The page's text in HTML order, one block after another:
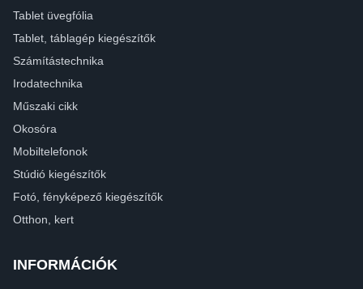
Tablet üvegfólia
Tablet, táblagép kiegészítők
Számítástechnika
Irodatechnika
Műszaki cikk
Okosóra
Mobiltelefonok
Stúdió kiegészítők
Fotó, fényképező kiegészítők
Otthon, kert
INFORMÁCIÓK